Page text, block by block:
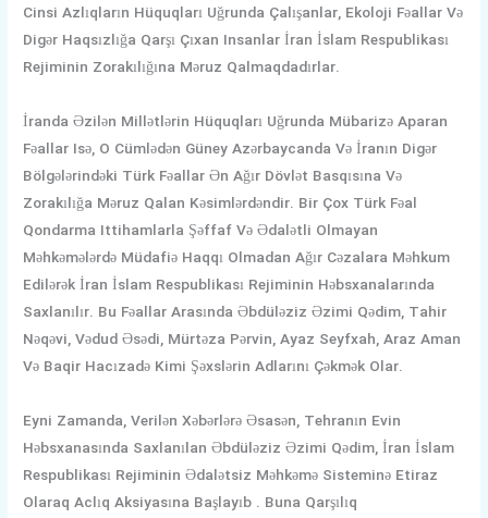
Cinsi Azlıqların Hüquqları Uğrunda Çalışanlar, Ekoloji Fəallar Və
Digər Haqsızlığa Qarşı Çıxan Insanlar İran İslam Respublikası
Rejiminin Zorakılığına Məruz Qalmaqdadırlar.
İranda Əzilən Millətlərin Hüquqları Uğrunda Mübarizə Aparan
Fəallar Isə, O Cümlədən Güney Azərbaycanda Və İranın Digər
Bölgələrindəki Türk Fəallar Ən Ağır Dövlət Basqısına Və
Zorakılığa Məruz Qalan Kəsimlərdəndir. Bir Çox Türk Fəal
Qondarma Ittihamlarla Şəffaf Və Ədalətli Olmayan
Məhkəmələrdə Müdafiə Haqqı Olmadan Ağır Cəzalara Məhkum
Edilərək İran İslam Respublikası Rejiminin Həbsxanalarında
Saxlanılır. Bu Fəallar Arasında Əbdüləziz Əzimi Qədim, Tahir
Nəqəvi, Vədud Əsədi, Mürtəza Pərvin, Ayaz Seyfxah, Araz Aman
Və Baqir Hacızadə Kimi Şəxslərin Adlarını Çəkmək Olar.
Eyni Zamanda, Verilən Xəbərlərə Əsasən, Tehranın Evin
Həbsxanasında Saxlanılan Əbdüləziz Əzimi Qədim, İran İslam
Respublikası Rejiminin Ədalətsiz Məhkəmə Sisteminə Etiraz
Olaraq Aclıq Aksiyasına Başlayıb . Buna Qarşılıq